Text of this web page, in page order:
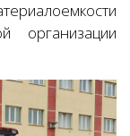
организации